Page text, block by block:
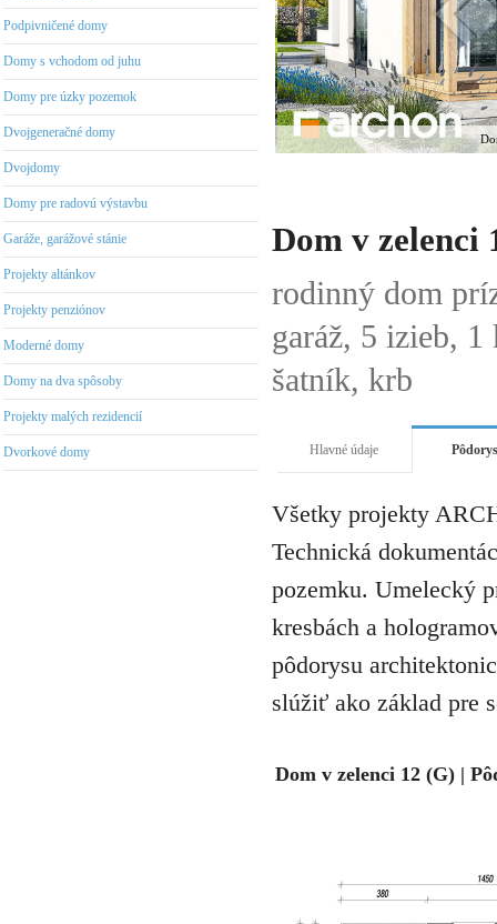
Podpivničené domy
Domy s vchodom od juhu
Domy pre úzky pozemok
Dvojgeneračné domy
Dvojdomy
Domy pre radovú výstavbu
Garáže, garážové stánie
Projekty altánkov
Projekty penziónov
Moderné domy
Domy na dva spôsoby
Projekty malých rezidencií
Dvorkové domy
Dom v zelenci
rodinný dom
garáž, 5 izieb,
šatník, krb
Hlavné údaje
Všetky projekty
Technická
pozemku. Umelecký
kresbách a
pôdorysu
slúžiť ako základ pre
Dom v zelenci 12 (G) |